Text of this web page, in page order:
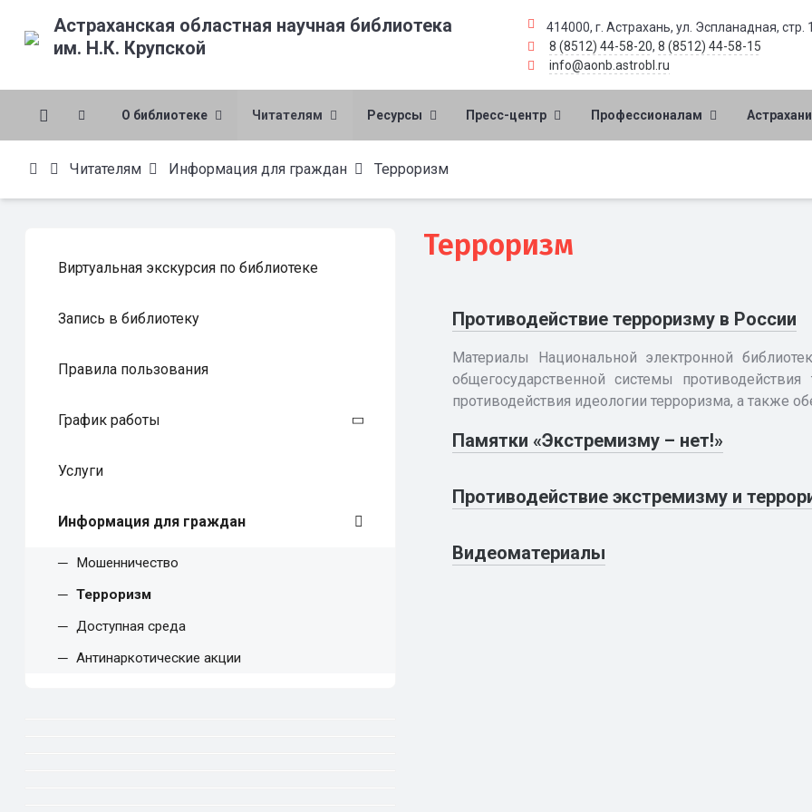
Астраханская областная научная библиотека
им. Н.К. Крупской
414000, г. Астрахань, ул. Эспланадная, стр.
8 (8512) 44-58-20, 8 (8512) 44-58-15
info@aonb.astrobl.ru
О библиотеке Читателям Ресурсы Пресс-центр Профессионалам
Читателям Информация для граждан Терроризм
Виртуальная экскурсия по библиотеке
Запись в библиотеку
Правила пользования
График работы
Услуги
Информация для граждан
Мошенничество
Терроризм
Доступная среда
Антинаркотические акции
Терроризм
Противодействие терроризму в России
Материалы Национальной электронной
общегосударственной системы
противодействия идеологии терроризма, а также
Памятки «Экстремизму – нет!»
Противодействие экстремизму и
Видеоматериалы